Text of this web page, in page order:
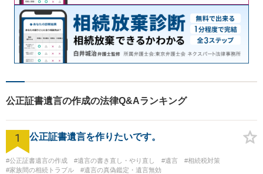
公正証書遺言の作成の法律Q&Aランキング
1 公正証書遺言を作りたいです。
#公正証書遺言の作成 #遺言の書き直し・やり直し #遺言
#相続税対策
#家族間の相続トラブル
#遺言の真偽鑑定・遺言無効